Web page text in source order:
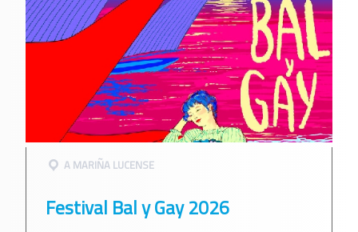
A MARIÑA LUCENSE
Festival Bal y Gay 2026